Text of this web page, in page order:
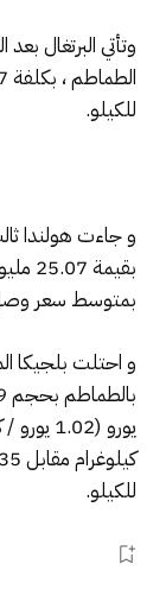
وتأتي البرتغال
للكيلو.
و جاءت هولندا
بمتوسط ​​سعر وصل 1.19 يورو
و احتلت بلجيكا
للكيلو.